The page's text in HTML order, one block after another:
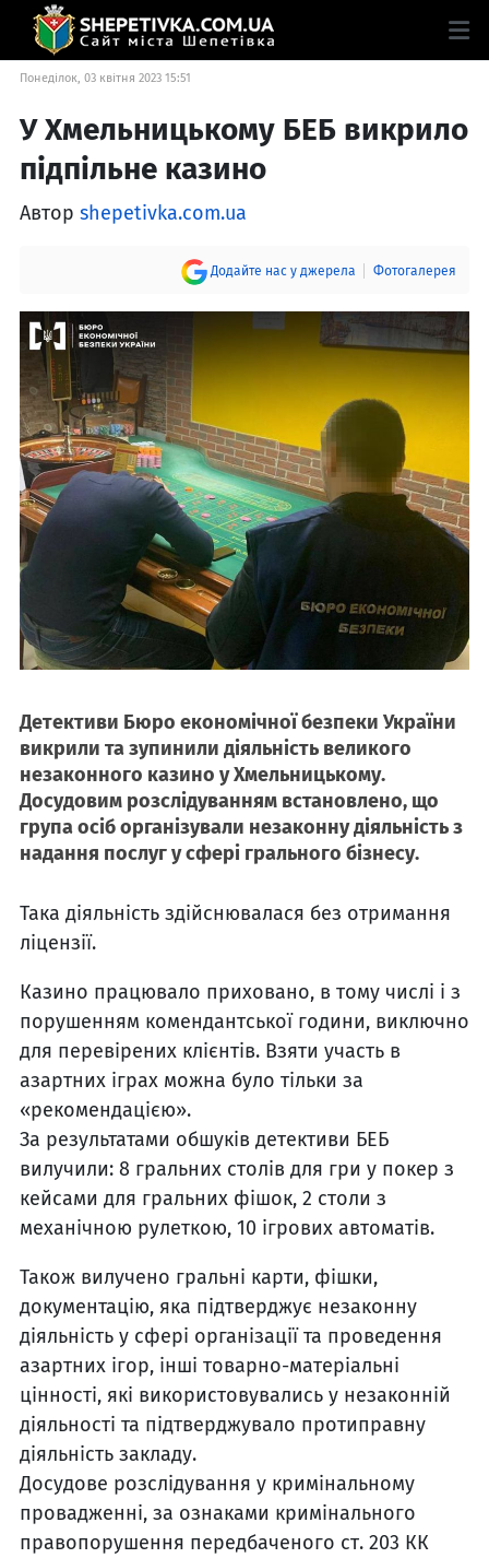
Понеділок, 03 квітня 2023 15:51
У Хмельницькому БЕБ викрило
підпільне казино
Автор shepetivka.com.ua
Додайте нас у джерела Фотогалерея
Детективи Бюро економічної безпеки України
викрили та зупинили діяльність великого
незаконного казино у Хмельницькому.
Досудовим розслідуванням встановлено, що
група осіб організували незаконну діяльність з
надання послуг у сфері грального бізнесу.
Така діяльність здійснювалася без отримання
ліцензії.
Казино працювало приховано, в тому числі і з
порушенням комендантської години, виключно
для перевірених клієнтів. Взяти участь в
азартних іграх можна було тільки за
«рекомендацією».
За результатами обшуків детективи БЕБ
вилучили: 8 гральних столів для гри у покер з
кейсами для гральних фішок, 2 столи з
механічною рулеткою, 10 ігрових автоматів.
Також вилучено гральні карти, фішки,
документацію, яка підтверджує незаконну
діяльність у сфері організації та проведення
азартних ігор, інші товарно-матеріальні
цінності, які використовувались у незаконній
діяльності та підтверджувало протиправну
діяльність закладу.
Досудове розслідування у кримінальному
провадженні, за ознаками кримінального
правопорушення передбаченого ст. 203 КК